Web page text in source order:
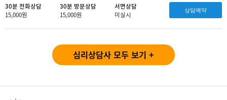
30분 전화상담
15,000원
30분 방문상담
15,000원
서면상담
미실시
상담예약
심리상담사 모두 보기 +